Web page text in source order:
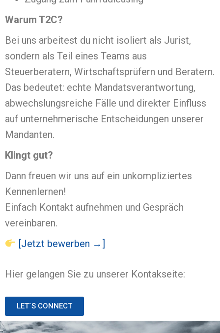
Warum T2C?
Bei uns arbeitest du nicht isoliert als Jurist,
sondern als Teil eines Teams aus
Steuerberatern, Wirtschaftsprüfern und Beratern.
Das bedeutet: echte Mandatsverantwortung,
abwechslungsreiche Fälle und direkter Einfluss
auf unternehmerische Entscheidungen unserer
Mandanten.
Klingt gut?
Dann freuen wir uns auf ein unkompliziertes
Kennenlernen!
Einfach Kontakt aufnehmen und Gespräch
vereinbaren.
[Jetzt bewerben →]
Hier gelangen Sie zu unserer Kontakseite:
LET`S CONNECT